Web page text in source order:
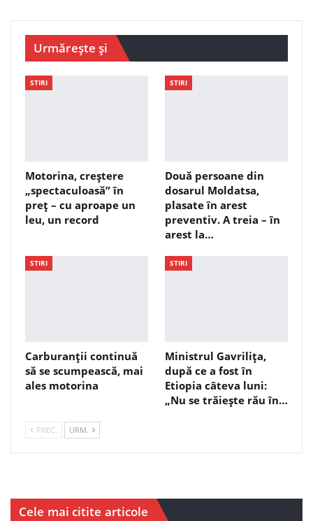
Urmărește și
STIRI
Motorina, creștere
„spectaculoasă” în
preț – cu aproape un
leu, un record
STIRI
Două persoane din
dosarul Moldatsa,
plasate în arest
preventiv. A treia – în
arest la…
STIRI
Carburanții continuă
să se scumpească, mai
ales motorina
STIRI
Ministrul Gavrilița,
după ce a fost în
Etiopia câteva luni:
„Nu se trăiește rău în…
PREC. URM.
Cele mai citite articole